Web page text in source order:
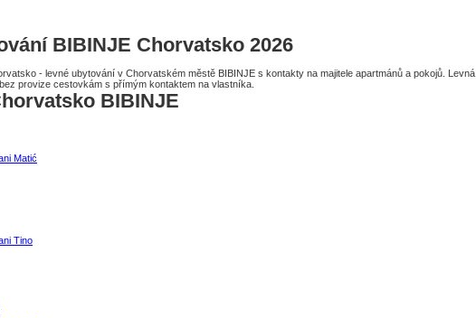
BIBINJE Chorvatsko 2026
- levné ubytování v Chorvatském městě BIBINJE s kontakty na majitele apartmánů a pokojů. Levná
provize cestovkám s přímým kontaktem na vlastníka.
BIBINJE